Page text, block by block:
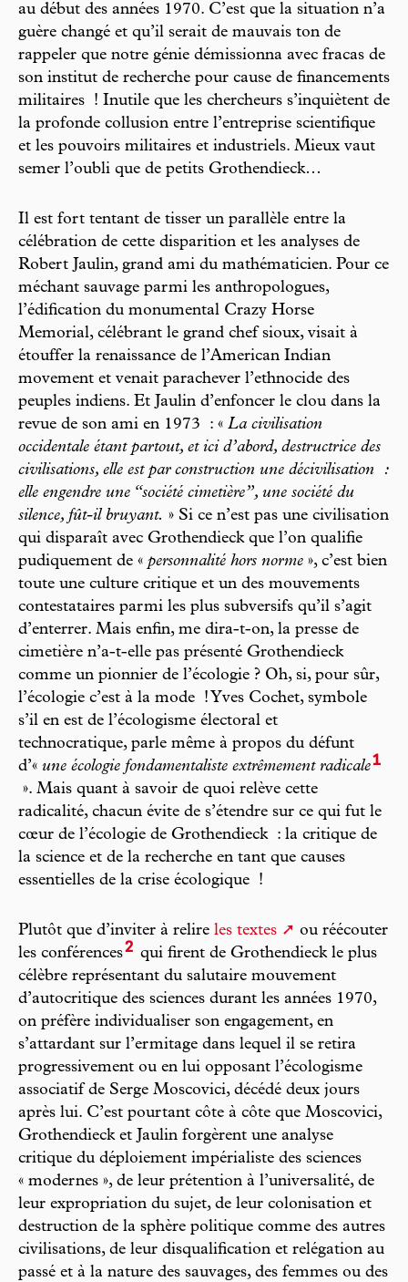
au début des années 1970. C’est que la situation n’a
guère changé et qu’il serait de mauvais ton de
rappeler que notre génie démissionna avec fracas de
son institut de recherche pour cause de financements
militaires ! Inutile que les chercheurs ­s’inquiètent de
la profonde collusion entre l’entreprise scientifique
et les pouvoirs militaires et industriels. Mieux vaut
semer l’oubli que de petits Grothendieck…
Il est fort tentant de tisser un parallèle entre la
célébration de cette disparition et les analyses de
Robert Jaulin, grand ami du mathématicien. Pour ce
méchant sauvage parmi les anthropologues,
l’édification du monumental Crazy Horse
Memorial, célébrant le grand chef sioux, visait à
étouffer la renaissance de l’American Indian
movement et venait parachever l’ethnocide des
peuples indiens. Et Jaulin d’enfoncer le clou dans la
revue de son ami en 1973 : « La civilisation
occidentale étant partout, et ici d’abord, destructrice des
civilisations, elle est par construction une décivilisation :
elle engendre une “société cimetière”, une société du
silence, fût-il bruyant. » Si ce n’est pas une civilisation
qui disparaît avec Grothendieck que l’on qualifie
pudiquement de « personnalité hors norme », c’est bien
toute une culture critique et un des mouvements
contestataires parmi les plus subversifs qu’il s’agit
d’enterrer. Mais enfin, me dira-t-on, la presse de
cimetière n’a-t-elle pas présenté Grothendieck
comme un pionnier de l’écologie ? Oh, si, pour sûr,
l’écologie c’est à la mode ! Yves Cochet, symbole
s’il en est de l’écologisme électoral et
technocratique, parle même à propos du défunt
d’« une écologie fondamentaliste extrêmement radicale1
». Mais quant à savoir de quoi relève cette
radicalité, chacun évite de s’étendre sur ce qui fut le
cœur de l’écologie de Grothendieck : la critique de
la science et de la recherche en tant que causes
essentielles de la crise écologique !
Plutôt que d’inviter à relire les textes
ou réécouter
les conférences2 qui firent de Grothendieck le plus
célèbre représentant du salutaire mouvement
d’autocritique des sciences durant les années 1970,
on préfère individualiser son engagement, en
s’attardant sur l’ermitage dans lequel il se retira
progressivement ou en lui opposant l’écologisme
associatif de Serge Moscovici, décédé deux jours
après lui. C’est pourtant côte à côte que Moscovici,
Grothendieck et Jaulin forgèrent une analyse
critique du déploiement impérialiste des sciences
« modernes », de leur prétention à l’universalité, de
leur expropriation du sujet, de leur colonisation et
destruction de la sphère politique comme des autres
civilisations, de leur disqualification et relégation au
passé et à la nature des sauvages, des femmes ou des